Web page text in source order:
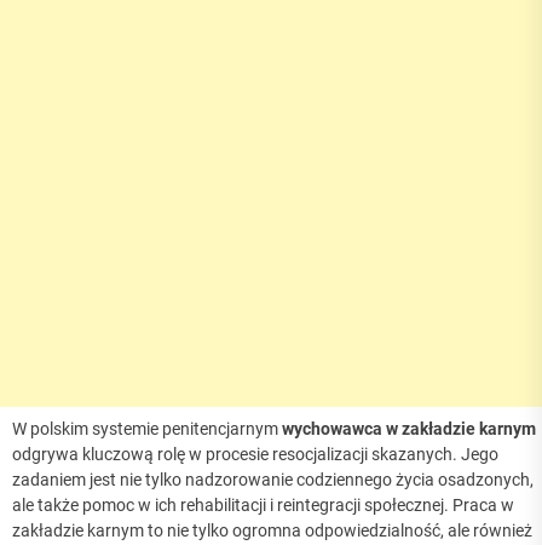
W polskim systemie penitencjarnymwychowawca w zakładzie karnym
odgrywa kluczową rolę w procesie resocjalizacji skazanych. Jego
zadaniem jest nie tylko nadzorowanie codziennego życia osadzonych,
ale także pomoc w ich rehabilitacji i reintegracji społecznej. Praca w
zakładzie karnym to nie tylko ogromna odpowiedzialność, ale również